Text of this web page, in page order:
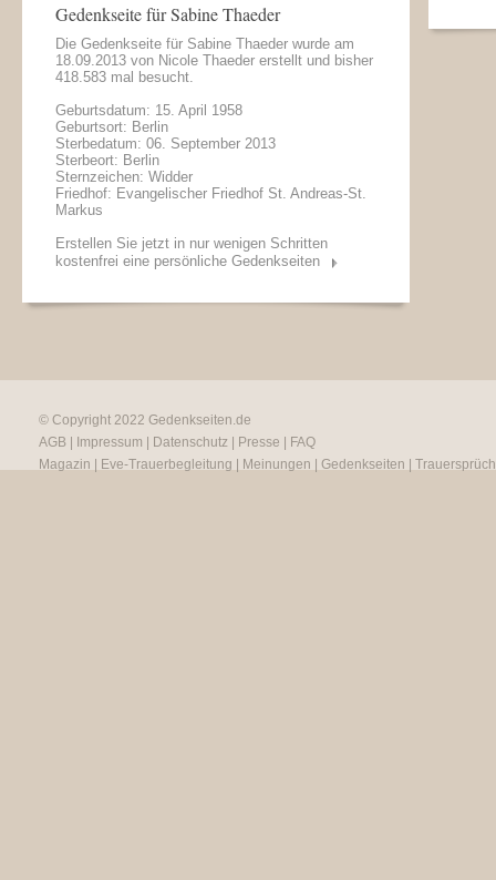
Gedenkseite für Sabine Thaeder
Die Gedenkseite für Sabine Thaeder wurde am
18.09.2013 von Nicole Thaeder erstellt und bisher
418.583 mal besucht.
Geburtsdatum: 15. April 1958
Geburtsort: Berlin
Sterbedatum: 06. September 2013
Sterbeort: Berlin
Sternzeichen: Widder
Friedhof: Evangelischer Friedhof St. Andreas-St.
Markus
Erstellen Sie jetzt in nur wenigen Schritten
kostenfrei eine persönliche Gedenkseiten
© Copyright 2022 Gedenkseiten.de
AGB
Impressum Datenschutz Presse
FAQ
Magazin
Eve-Trauerbegleitung Meinungen Gedenkseiten